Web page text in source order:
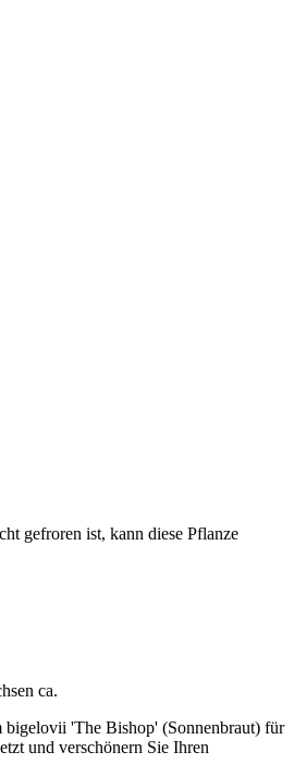
gefroren ist, kann diese Pflanze
ca.
bigelovii 'The Bishop' (Sonnenbraut) für
und verschönern Sie Ihren